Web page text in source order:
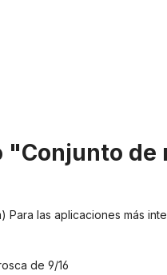
Para las aplicaciones más
de 9/16